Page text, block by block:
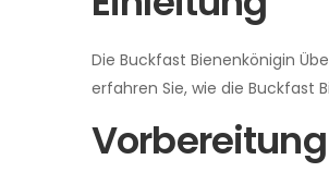
Die Buckfast Bienenkönigin
erfahren Sie, wie die Buckfast